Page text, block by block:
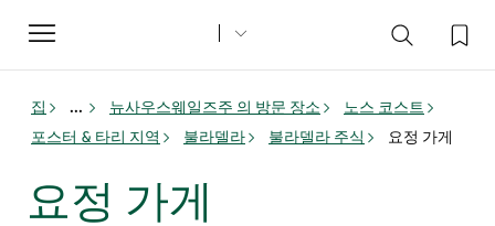
Toggle
navigation
집 ... 뉴사우스웨일즈주 의 방문 장소
노스 코스트
포스터 & 타리 지역
불라델라 불라델라 주식 요정 가게
요정 가게